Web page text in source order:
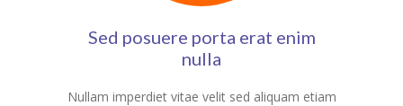
Sed posuere porta erat enim
nulla
Nullam imperdiet vitae velit sed aliquam etiam